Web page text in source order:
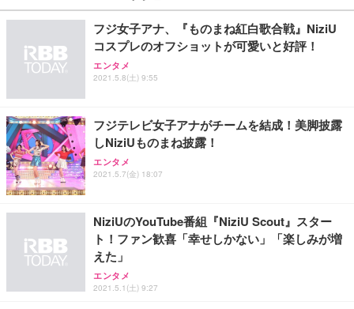
￥27,999
Sezlife オフィスチェア デスクチェア 疲れない テレ
ワーク チェア 強化バックレスト 30度ロッキング機
能 人間工学 椅子 腰サポート 90度跳ね上げ式アーム
ョン PCチェア 通気性メッシュ ゲーミング/勉強/事
務用 おしゃれ パソコンチェア (ブラック)
Sezlife オフィスチェア デスクチェア 疲れない テレ
ワーク チェア 強化バックレスト 30度ロッキング機
能 人間工学 椅子 腰サポート 90度跳ね上げ式アーム
務用 おしゃれ パソコンチェア (ホワイト)
ANDWINT オフィスチェア デスクチェア 肘なし メ
ッシュ 通気性 ランバーサポート付き 腰サポート ガ
ス圧無段階昇降 360度回転 キャスター付き コンパク
ト 幅52×奥行58.5×高さ84～96cm テレワーク 在宅
￥4,139
￥109,572
【純正品】27"ゲーミングモニター DualSense 充電
フック付き（CFI-ZDM1J）
【整備済み品】Dell E2724HS 27インチ 液晶モニタ
ー フルHD（1920×1080）VA 非光沢 HDMI/DisplayP
ort/VGA スピーカー内蔵 高さ調整 スイベル VESA対
【MiniLED/24.5inch/280Hz/FHD】GRAPHT THE S
HOOTER Gaming Monitor 24” Essential ゲーミン
グモニター QD 24.5インチ 1ms FHD 量子ドット 残
像低減 (3年保証 | 輝点保証 | 日本メーカー)
￥34,980
￥3,234
ネオ・ルーライフ ネオ・オムツ L 中型犬用 26枚入
り 単品
Smart Basic(スマートベーシック) 【Amazon.co.jp
限定】 Smart Basic アイリスオーヤマ ペットシーツ
超厚型 お徳用 ワイド 100枚入 (x 1) (ケース販売)
アイリスオーヤマ ペットシーツ 超厚型 お徳用 レギ
ュラー 200枚入【Amazon.co.jp限定】
￥3,731
フジ女子アナ、『ものまね紅白歌合戦』NiziU
コスプレのオフショットが可愛いと好評！
エンタメ
2021.5.8(土) 9:55
フジテレビ女子アナがチームを結成！美脚披露
しNiziUものまね披露！
エンタメ
2021.5.7(金) 18:07
NiziUのYouTube番組『NiziU Scout』スター
ト！ファン歓喜「幸せしかない」「楽しみが増
えた」
エンタメ
2021.5.1(土) 9:27